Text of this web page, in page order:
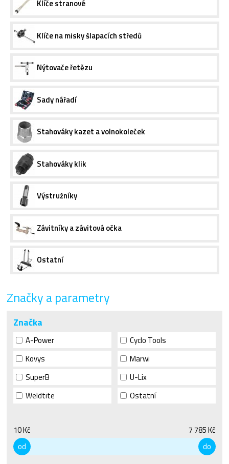
Klíče stranové
Klíče na misky šlapacích středů
Nýtovače řetězu
Sady nářadí
Stahováky kazet a volnokoleček
Stahováky klik
Výstružníky
Závitníky a závitová očka
Ostatní
Značky a parametry
Značka
A-Power
Cyclo Tools
Kovys
Marwi
SuperB
U-Lix
Weldtite
Ostatní
10 Kč
7 785 Kč
od
do